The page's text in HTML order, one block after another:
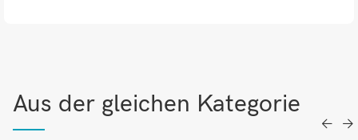
Aus der gleichen Kategorie